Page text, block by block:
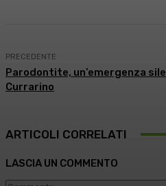
PRECEDENTE
Parodontite, un’emergenza
Currarino
ARTICOLI CORRELATI
LASCIA UN COMMENTO